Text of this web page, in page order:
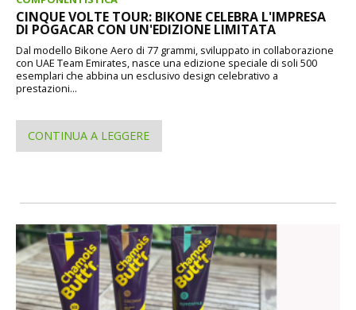
CINQUE VOLTE TOUR: BIKONE CELEBRA L'IMPRESA
DI POGACAR CON UN'EDIZIONE LIMITATA
Dal modello Bikone Aero di 77 grammi, sviluppato in collaborazione
con UAE Team Emirates, nasce una edizione speciale di soli 500
esemplari che abbina un esclusivo design celebrativo a
prestazioni...
CONTINUA A LEGGERE